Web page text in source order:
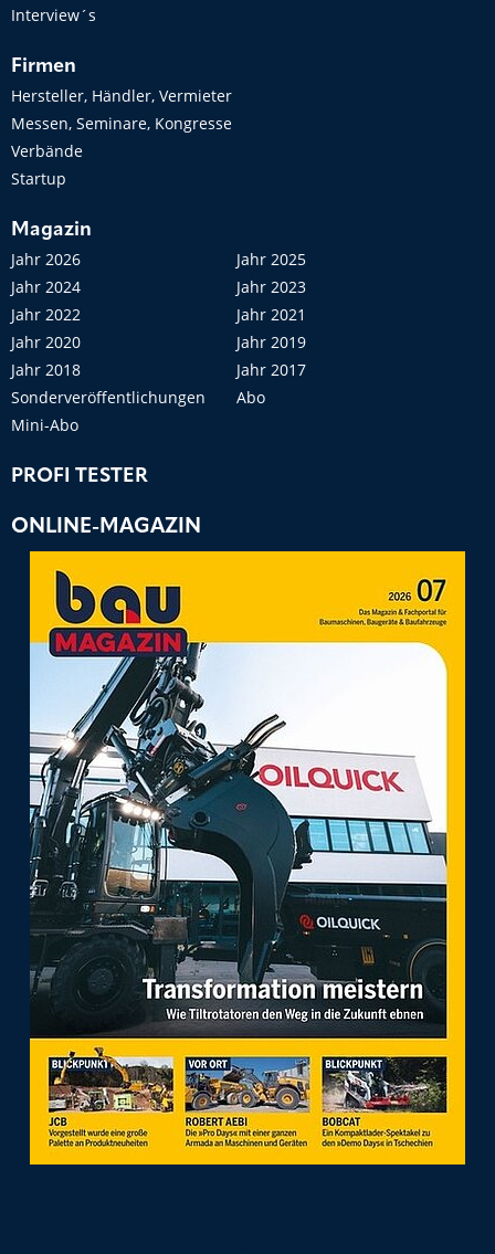
Interview´s
Firmen
Hersteller, Händler, Vermieter
Messen, Seminare, Kongresse
Verbände
Startup
Magazin
Jahr 2026
Jahr 2025
Jahr 2024
Jahr 2023
Jahr 2022
Jahr 2021
Jahr 2020
Jahr 2019
Jahr 2018
Jahr 2017
Sonderveröffentlichungen
Abo
Mini-Abo
PROFI TESTER
ONLINE-MAGAZIN